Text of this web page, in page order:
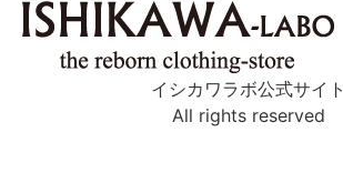
イシカワラボ公式サイト
All rights reserved